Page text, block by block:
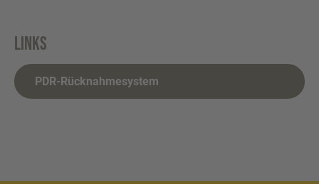
Links
PDR-Rücknahmesystem